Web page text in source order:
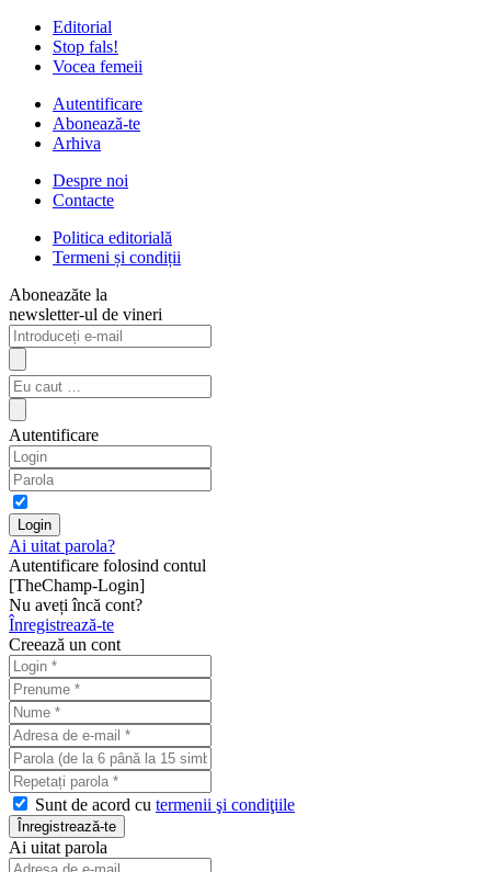
Editorial
Stop fals!
Vocea femeii
Autentificare
Abonează-te
Arhiva
Despre noi
Contacte
Politica editorială
Termeni și condiții
Aboneazăte la
newsletter-ul de vineri
Autentificare
Ai uitat parola?
Autentificare folosind contul
[TheChamp-Login]
Nu aveți încă cont?
Înregistrează-te
Creează un cont
Sunt de acord cu termenii şi condiţiile
Ai uitat parola